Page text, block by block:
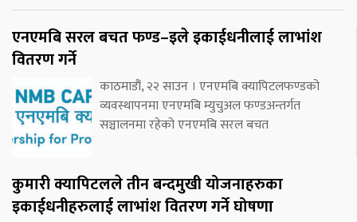
एनएमबि सरल बचत फण्ड–इले इकाईधनीलाई लाभांश
वितरण गर्ने
काठमाडौं, २२ साउन । एनएमबि क्यापिटलफण्डको
व्यवस्थापनमा एनएमबि म्युचुअल फण्डअन्तर्गत
सञ्चालनमा रहेको एनएमबि सरल बचत
कुमारी क्यापिटलले तीन बन्दमुखी योजनाहरुका
इकाईधनीहरुलाई लाभांश वितरण गर्ने घोषणा